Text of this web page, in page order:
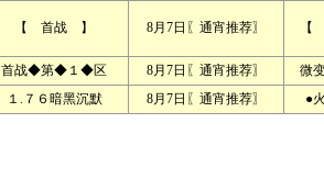
【 首战 】 8月7日〖通宵推荐〗
首战◆第◆１◆区 8月7日〖通宵推荐〗
微
１.７６暗黑沉默 8月7日〖通宵推荐〗 ●